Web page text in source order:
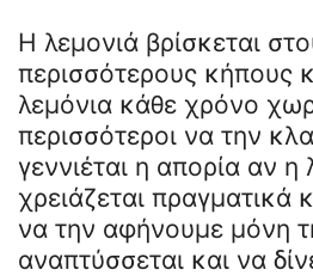
Η λεμονιά βρίσκεται
περισσότερους κήπους
λεμόνια κάθε χρόνο
περισσότεροι να την
γεννιέται η απορία αν η
χρειάζεται πραγματικά
να την αφήνουμε μόνη
αναπτύσσεται και να